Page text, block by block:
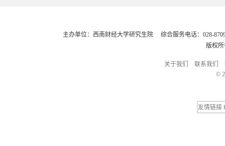
主办单位：西南财经大学研究生院 综合服务电话：028-
版权
关于我们 联系我们
©